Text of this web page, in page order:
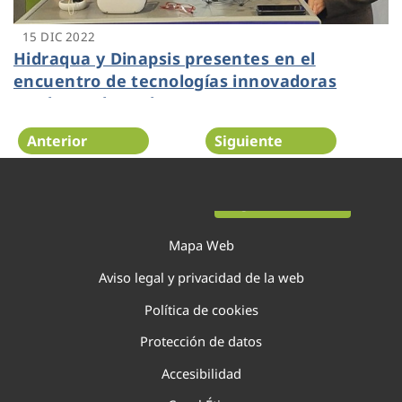
15 DIC 2022
Hidraqua y Dinapsis presentes en el
encuentro de tecnologías innovadoras
Inndromeda Tech Day
Anterior Siguiente
Mapa Web
Aviso legal y privacidad de la web
Política de cookies
Protección de datos
Accesibilidad